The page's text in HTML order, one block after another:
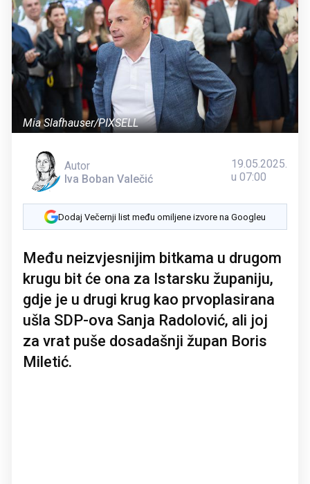
Mia Slafhauser/PIXSELL
Autor
Iva Boban Valečić
19.05.2025.
u 07:00
Dodaj Večernji list među omiljene izvore na Googleu
Među neizvjesnijim bitkama u drugom
krugu bit će ona za Istarsku županiju,
gdje je u drugi krug kao prvoplasirana
ušla SDP-ova Sanja Radolović, ali joj
za vrat puše dosadašnji župan Boris
Miletić.